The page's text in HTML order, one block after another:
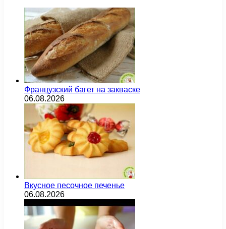
Французский багет на закваске
06.08.2026
Вкусное песочное печенье
06.08.2026